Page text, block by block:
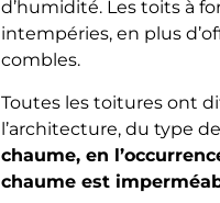
d’humidité. Les toits à
intempéries, en plus
combles.
Toutes les toitures ont
l’architecture, du type
chaume, en
chaume est